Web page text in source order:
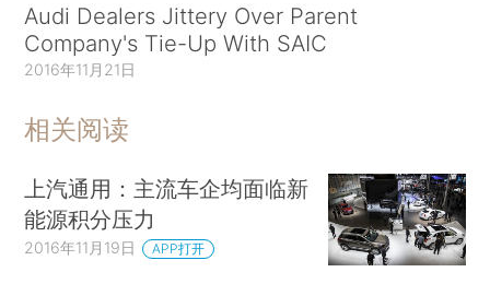
Audi Dealers Jittery Over Parent
Company's Tie-Up With SAIC
2016年11月21日
相关阅读
上汽通用：主流车企均面临新
能源积分压力
2016年11月19日 APP打开